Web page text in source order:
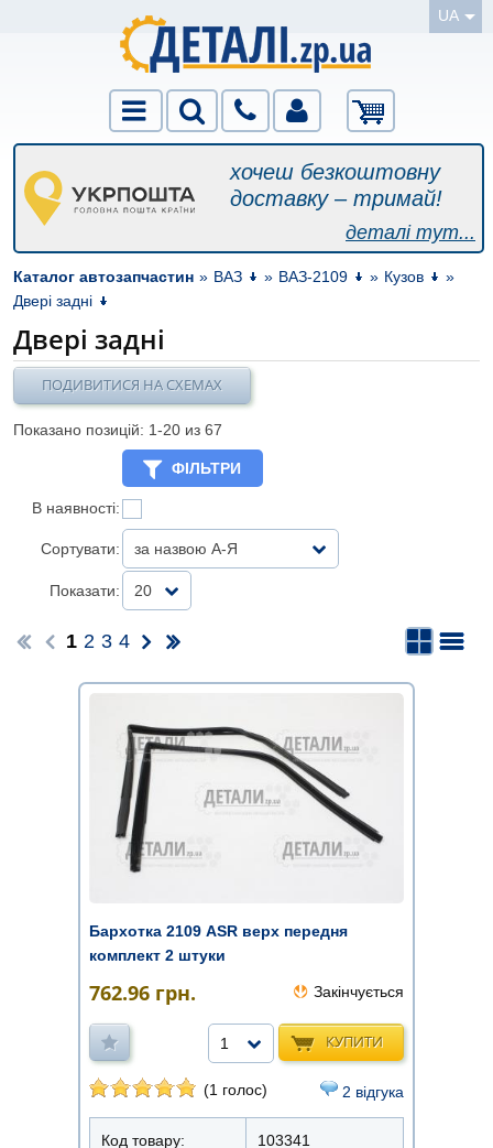
UA
хочеш безкоштовну
доставку – тримай!
деталі тут...
Каталог автозапчастин » ВАЗ » ВАЗ-2109 » Кузов
»
Двері задні
Двері задні
ПОДИВИТИСЯ НА СХЕМАХ
Показано позицій: 1-20 из 67
ФІЛЬТРИ
В наявності:
Сортувати: за назвою А-Я
Показати: 20
1 2 3 4
Бархотка 2109 ASR верх передня
комплект 2 штуки
762.96 грн. Закінчується
КУПИТИ
1
(1 голос) 2 відгука
Код товару: 103341